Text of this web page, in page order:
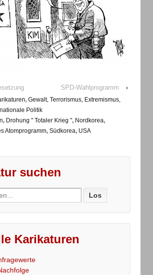
SPD-Wahlprogramm ›
, Gewalt, Terrorismus, Extremismus,
Politik
, Drohung " Totaler Krieg ", Nordkorea,
Atomprogramm, Südkorea, USA
suchen
Karikaturen